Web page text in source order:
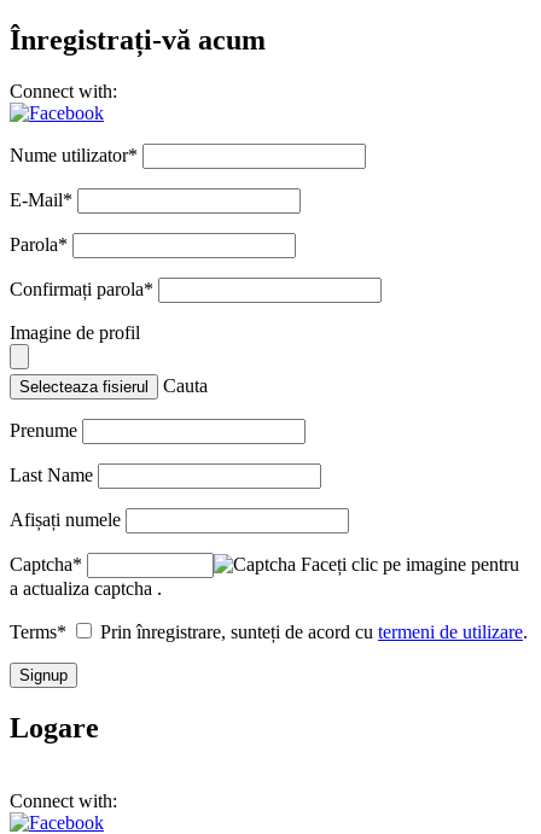
Înregistrați-vă acum
Connect with:
Nume utilizator*
E-Mail*
Parola*
Confirmați parola*
Imagine de profil
Selecteaza fisierul Cauta
Prenume
Last Name
Afișați numele
Captcha*
Faceți clic pe imagine pentru
a actualiza captcha .
Terms* Prin înregistrare, sunteți de acord cu termeni de utilizare.
Logare
Connect with: